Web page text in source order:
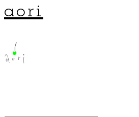
aori